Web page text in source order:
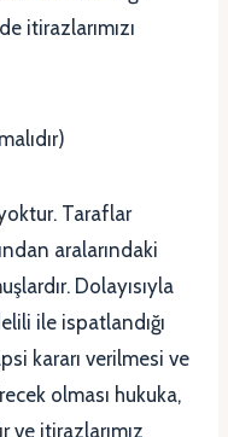
itirazlarımızı
Taraflar
aralarındaki
Dolayısıyla
ile ispatlandığı
kararı verilmesi ve
olması hukuka,
ve itirazlarımız